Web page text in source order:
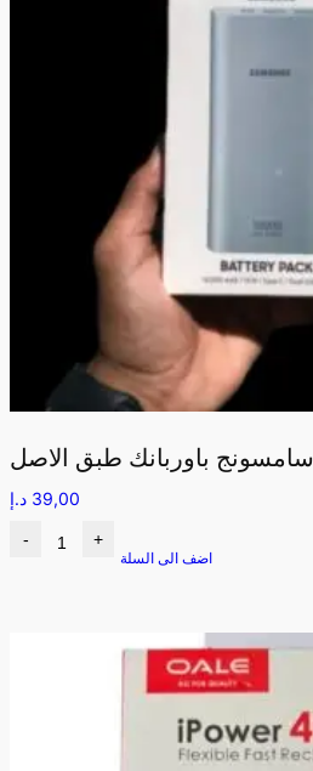
سامسونج باوربانك طبق الاصل
39,00 د.إ
- +
اضف الى السلة